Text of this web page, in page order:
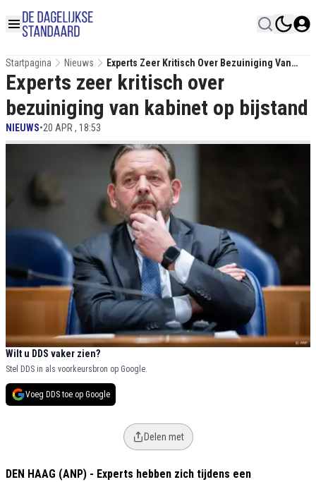
Startpagina Nieuws
Experts Zeer Kritisch Over Bezuiniging Van
Kabinet Op Bijstand
Experts zeer kritisch over
bezuiniging van kabinet op bijstand
NIEUWS•20 APR , 18:53
Wilt u DDS vaker zien?
Stel DDS in als voorkeursbron op Google.
Voeg DDS toe op Google
Delen met
DEN HAAG (ANP) - Experts hebben zich tijdens een